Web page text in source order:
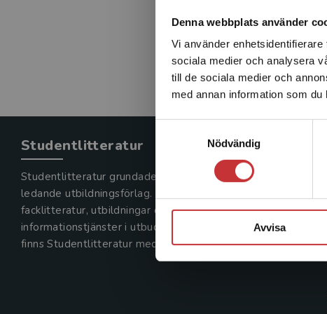
Denna webbplats använder
Vi använder
sociala medier och analysera
till de sociala medier och
med annan information som
Nödvändig
Avvisa
Studentlitteratur
Studentlitteratur grundades 1963 och är idag Sveriges
ledande utbildningsförlag. Med läromedel, kurslitteratur,
facklitteratur, utbildningar och digitala
informationstjänster i utbudet,
finns Studentlitteratur med längs hela kunskapsresan.